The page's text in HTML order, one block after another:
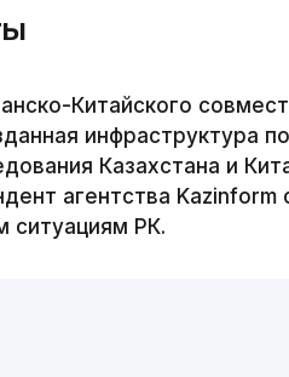
Китайского
инфраструктура
Казахстана и
агентства Kazinform
ситуациям РК.